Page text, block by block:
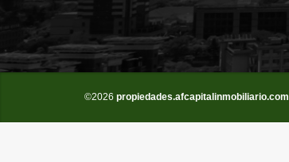
©2026 propiedades.afcapitalinmobiliario.com